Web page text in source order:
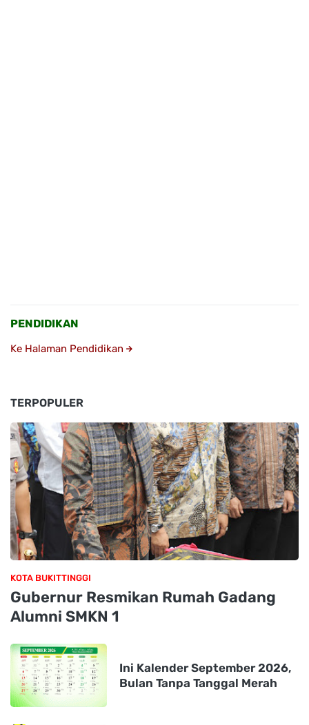
PENDIDIKAN
Ke Halaman Pendidikan
TERPOPULER
KOTA BUKITTINGGI
Gubernur Resmikan Rumah Gadang
Alumni SMKN 1
Ini Kalender September 2026,
Bulan Tanpa Tanggal Merah